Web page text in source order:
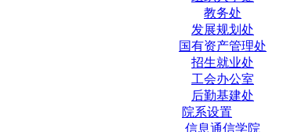
教务处
发展规划处
国有资产管理处
招生就业处
工会办公室
后勤基建处
院系设置
信息通信学院